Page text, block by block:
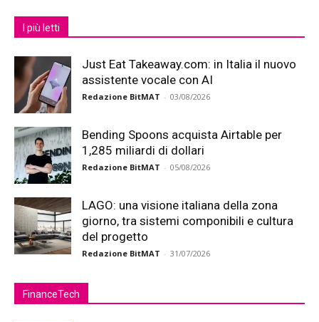
I più letti
Just Eat Takeaway.com: in Italia il nuovo
assistente vocale con AI
Redazione BitMAT - 03/08/2026
Bending Spoons acquista Airtable per
1,285 miliardi di dollari
Redazione BitMAT - 05/08/2026
LAGO: una visione italiana della zona
giorno, tra sistemi componibili e cultura
del progetto
Redazione BitMAT - 31/07/2026
FinanceTech